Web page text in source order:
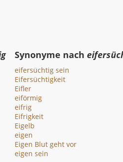
Synonyme nach
eifersüchtig sein
Eifersüchtigkeit
Eifler
eiförmig
eifrig
Eifrigkeit
Eigelb
eigen
Eigen Blut geht vor
eigen sein